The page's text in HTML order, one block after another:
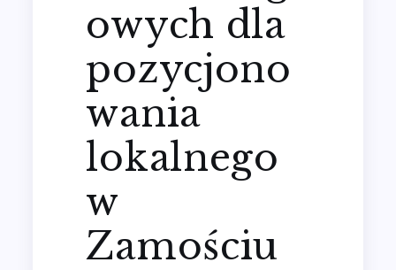
owych dla
pozycjono
wania
lokalnego
w
Zamościu